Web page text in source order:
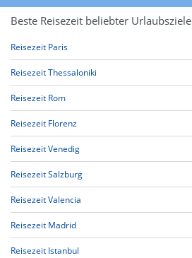
Beste Reisezeit beliebter Urlaubsziele
Reisezeit Paris
Reisezeit Thessaloniki
Reisezeit Rom
Reisezeit Florenz
Reisezeit Venedig
Reisezeit Salzburg
Reisezeit Valencia
Reisezeit Madrid
Reisezeit Istanbul